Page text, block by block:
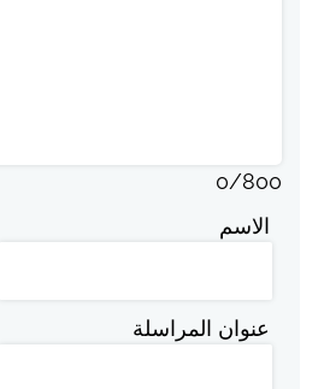
0/800
الاسم
عنوان المراسلة